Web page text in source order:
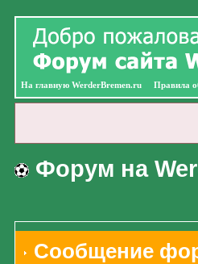
На главную WerderBremen.ru Правила
Форум на
Сообщение